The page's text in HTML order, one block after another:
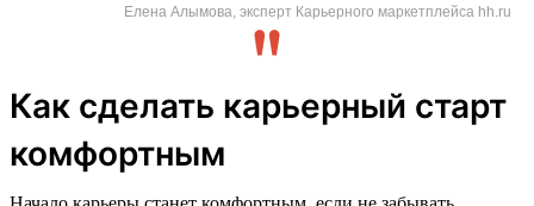
Елена Алымова, эксперт Карьерного маркетплейса hh.ru
Как сделать карьерный старт
комфортным